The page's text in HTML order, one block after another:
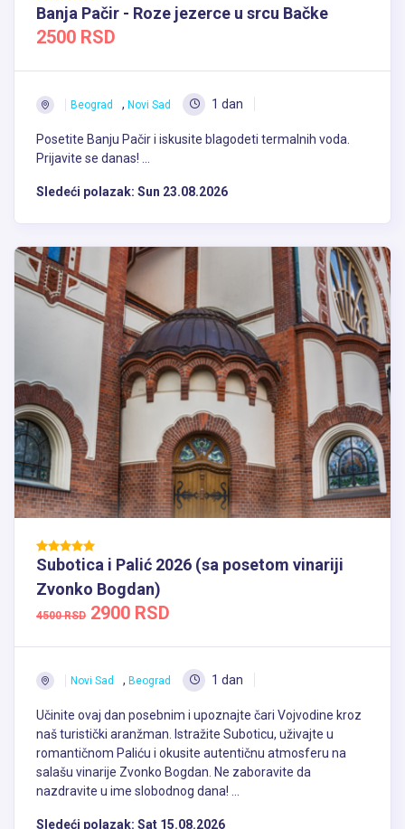
Banja Pačir - Roze jezerce u srcu Bačke
2500 RSD
Beograd , Novi Sad 1 dan
Posetite Banju Pačir i iskusite blagodeti termalnih voda.
Prijavite se danas! ...
Sledeći polazak: Sun 23.08.2026
Subotica i Palić 2026 (sa posetom vinariji
Zvonko Bogdan)
4500 RSD 2900 RSD
Novi Sad , Beograd 1 dan
Učinite ovaj dan posebnim i upoznajte čari Vojvodine kroz
naš turistički aranžman. Istražite Suboticu, uživajte u
romantičnom Paliću i okusite autentičnu atmosferu na
salašu vinarije Zvonko Bogdan. Ne zaboravite da
nazdravite u ime slobodnog dana! ...
Sledeći polazak: Sat 15.08.2026